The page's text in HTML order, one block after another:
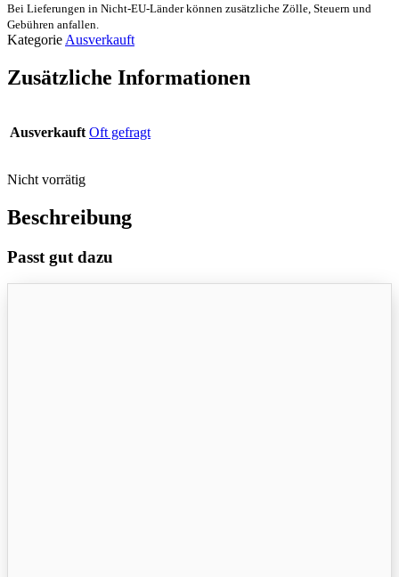
Bei Lieferungen in Nicht-EU-Länder können zusätzliche Zölle, Steuern und
Gebühren anfallen.
Kategorie Ausverkauft
Zusätzliche Informationen
Ausverkauft Oft gefragt
Nicht vorrätig
Beschreibung
Passt gut dazu